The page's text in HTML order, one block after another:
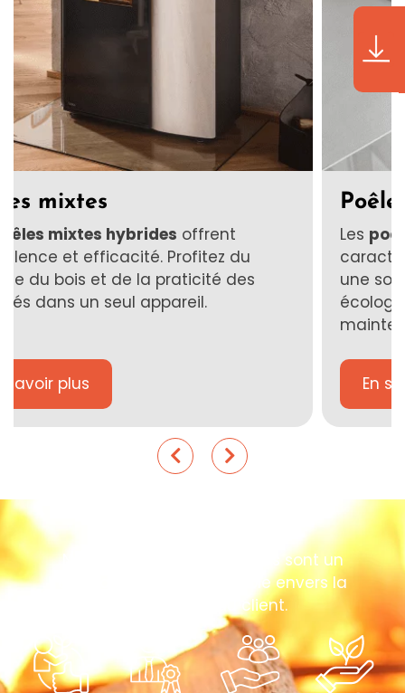
Poêles à granulés silencieux
Découvrez notre sélection de
poêles à
granulés silencieuxet profitez d'une
chaleur réconfortante sans perturbation
sonore. Explorez dès maintenant !
Nos valeurs fondamentales sont un
engagement irréprochable envers la
satisfaction du client.